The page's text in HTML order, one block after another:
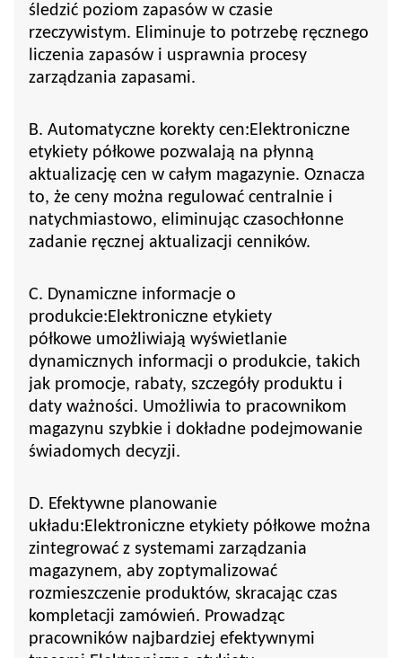
śledzić poziom zapasów w czasie
rzeczywistym. Eliminuje to potrzebę ręcznego
liczenia zapasów i usprawnia procesy
zarządzania zapasami.
B. Automatyczne korekty cen: Elektroniczne
etykiety półkowe pozwalają na płynną
aktualizację cen w całym magazynie. Oznacza
to, że ceny można regulować centralnie i
natychmiastowo, eliminując czasochłonne
zadanie ręcznej aktualizacji cenników.
C. Dynamiczne informacje o
produkcie: Elektroniczne etykiety
półkowe umożliwiają wyświetlanie
dynamicznych informacji o produkcie, takich
jak promocje, rabaty, szczegóły produktu i
daty ważności. Umożliwia to pracownikom
magazynu szybkie i dokładne podejmowanie
świadomych decyzji.
D. Efektywne planowanie
układu: Elektroniczne etykiety półkowe można
zintegrować z systemami zarządzania
magazynem, aby zoptymalizować
rozmieszczenie produktów, skracając czas
kompletacji zamówień. Prowadząc
pracowników najbardziej efektywnymi